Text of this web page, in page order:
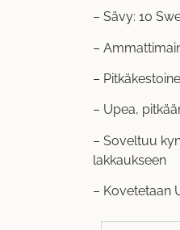
– Sävy: 10
–
–
– Upea,
– Soveltuu
lakkaukseen
– Kovetetaan